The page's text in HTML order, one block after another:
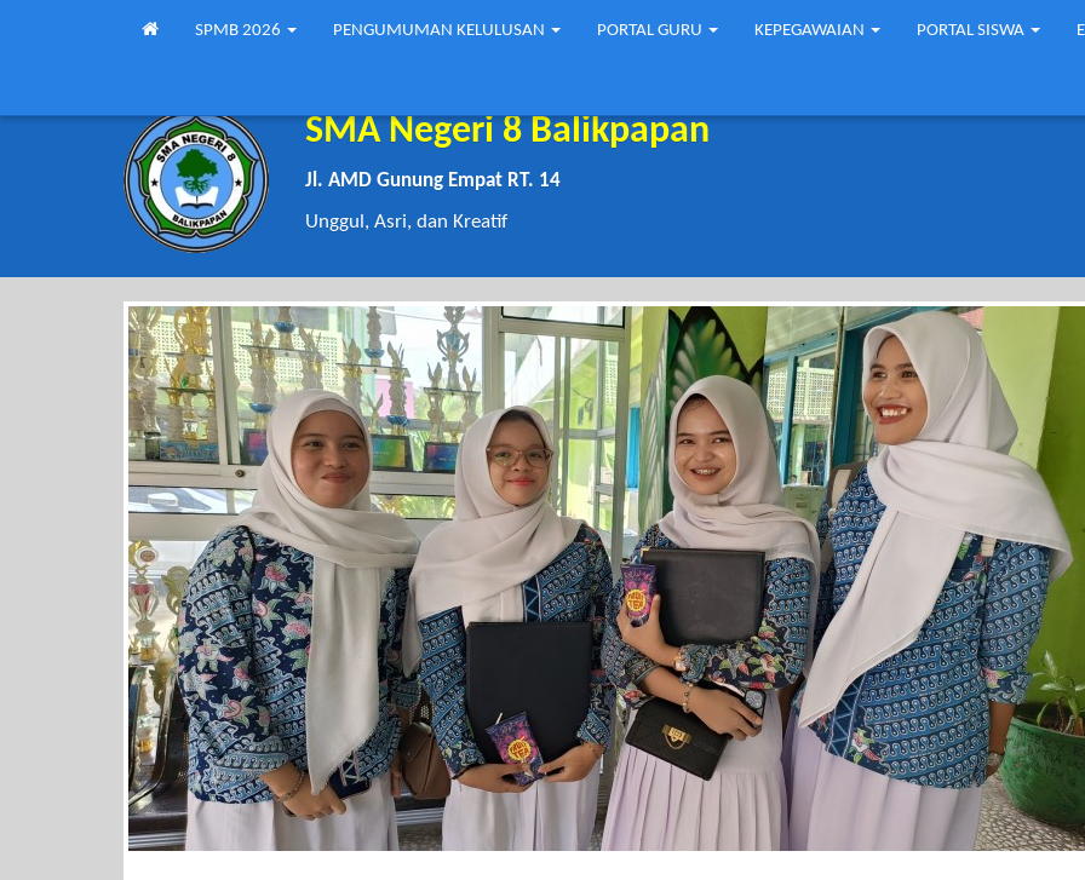
SPMB 2026 PENGUMUMAN KELULUSAN PORTAL GURU KEPEGAWAIAN PORTAL SISWA
SMA Negeri 8 Balikpapan
Jl. AMD Gunung Empat RT. 14
Unggul, Asri, dan Kreatif